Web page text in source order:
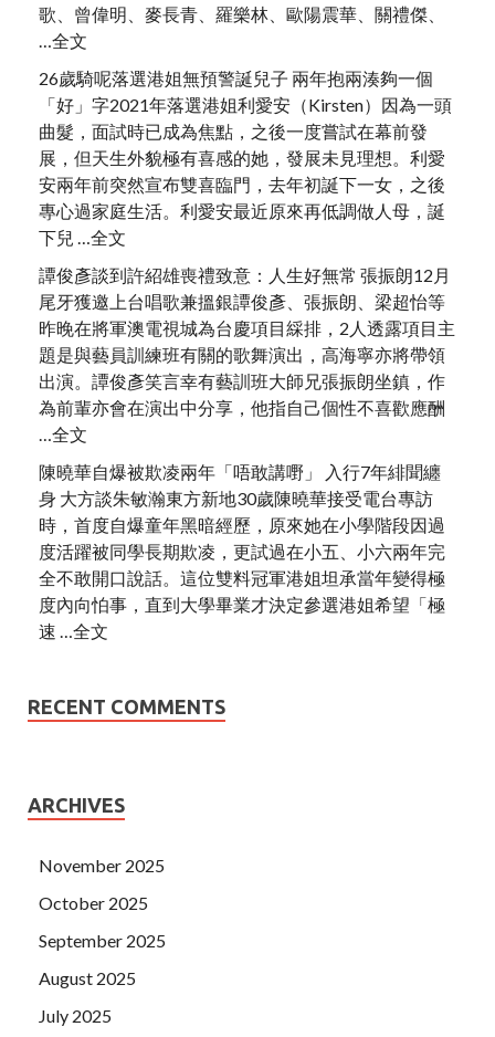
歌、曾偉明、麥長青、羅樂林、歐陽震華、關禮傑、
…全文
26歲騎呢落選港姐無預警誕兒子 兩年抱兩湊夠一個
「好」字2021年落選港姐利愛安（Kirsten）因為一頭
曲髮，面試時已成為焦點，之後一度嘗試在幕前發
展，但天生外貌極有喜感的她，發展未見理想。利愛
安兩年前突然宣布雙喜臨門，去年初誕下一女，之後
專心過家庭生活。利愛安最近原來再低調做人母，誕
下兒 …全文
譚俊彥談到許紹雄喪禮致意：人生好無常 張振朗12月
尾牙獲邀上台唱歌兼搵銀譚俊彥、張振朗、梁超怡等
昨晚在將軍澳電視城為台慶項目綵排，2人透露項目主
題是與藝員訓練班有關的歌舞演出，高海寧亦將帶領
出演。譚俊彥笑言幸有藝訓班大師兄張振朗坐鎮，作
為前輩亦會在演出中分享，他指自己個性不喜歡應酬
…全文
陳曉華自爆被欺凌兩年「唔敢講嘢」 入行7年緋聞纏
身 大方談朱敏瀚東方新地30歲陳曉華接受電台專訪
時，首度自爆童年黑暗經歷，原來她在小學階段因過
度活躍被同學長期欺凌，更試過在小五、小六兩年完
全不敢開口說話。這位雙料冠軍港姐坦承當年變得極
度內向怕事，直到大學畢業才決定參選港姐希望「極
速 …全文
RECENT COMMENTS
ARCHIVES
November 2025
October 2025
September 2025
August 2025
July 2025